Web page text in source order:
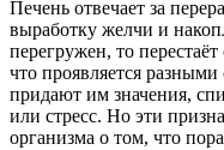
Печень отвечает за
выработку желчи и
перегружен, то
что проявляется
придают им значения,
или стресс. Но эти
организма о том, что